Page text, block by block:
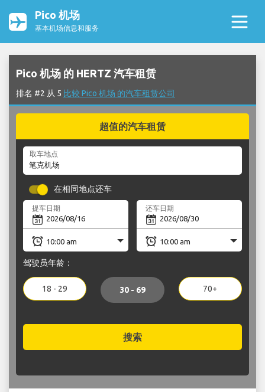
Pico 机场
基本机场信息和服务
Pico 机场 的 HERTZ 汽车租赁
排名 #2 从 5 比较 Pico 机场 的汽车租赁公司
超值的汽车租赁
取车地点
在相同地点还车
提车日期 还车日期
驾驶员年龄：
18 - 29 30 - 69 70+
搜索